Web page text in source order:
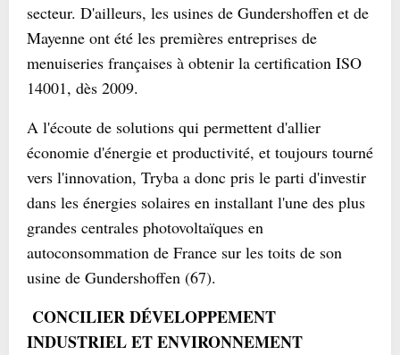
secteur. D'ailleurs, les usines de Gundershoffen et de
Mayenne ont été les premières entreprises de
menuiseries françaises à obtenir la certification ISO
14001, dès 2009.
A l'écoute de solutions qui permettent d'allier
économie d'énergie et productivité, et toujours tourné
vers l'innovation, Tryba a donc pris le parti d'investir
dans les énergies solaires en installant l'une des plus
grandes centrales photovoltaïques en
autoconsommation de France sur les toits de son
usine de Gundershoffen (67).
CONCILIER DÉVELOPPEMENT
INDUSTRIEL ET ENVIRONNEMENT